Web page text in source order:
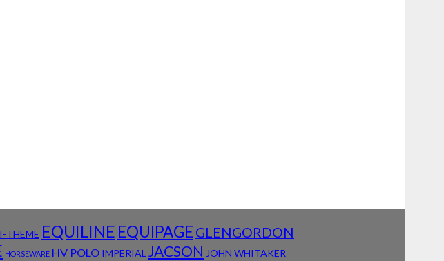
THEME EQUILINE EQUIPAGE GLENGORDON
HORSEWARE HV POLO IMPERIAL JACSON JOHN WHITAKER